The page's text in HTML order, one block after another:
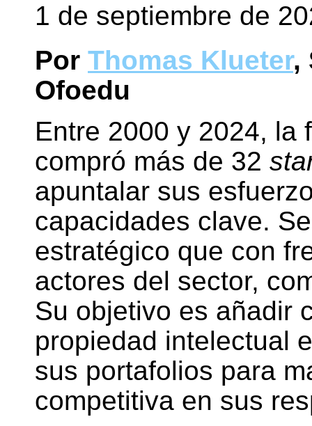
1 de septiembre de
Por Thomas Klueter,
Ofoedu
Entre 2000 y 2024, la
compró más de 32
apuntalar sus
capacidades clave.
estratégico que con
actores del sector,
Su objetivo es añadir
propiedad intelectual
sus portafolios para
competitiva en sus